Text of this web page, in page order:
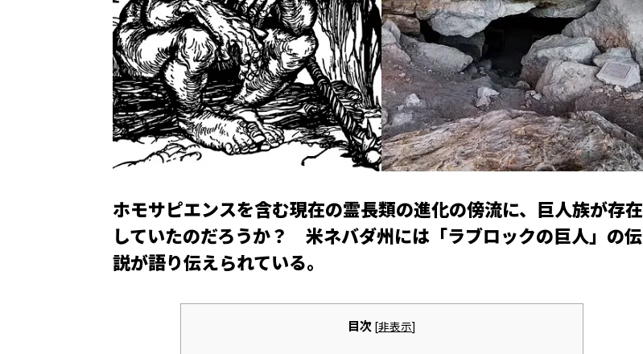
ホモサピエンスを含む現在の霊長類の進化の傍流に、巨人族が存在
していたのだろうか？ 米ネバダ州には「ラブロックの巨人」の伝
説が語り伝えられている――。
目次 [非表示]